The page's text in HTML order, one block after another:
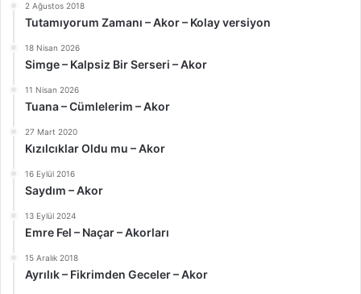
2 Ağustos 2018
Tutamıyorum Zamanı – Akor – Kolay versiyon
18 Nisan 2026
Simge – Kalpsiz Bir Serseri – Akor
11 Nisan 2026
Tuana – Cümlelerim – Akor
27 Mart 2020
Kızılcıklar Oldu mu – Akor
16 Eylül 2016
Saydım – Akor
13 Eylül 2024
Emre Fel – Naçar – Akorları
15 Aralık 2018
Ayrılık – Fikrimden Geceler – Akor